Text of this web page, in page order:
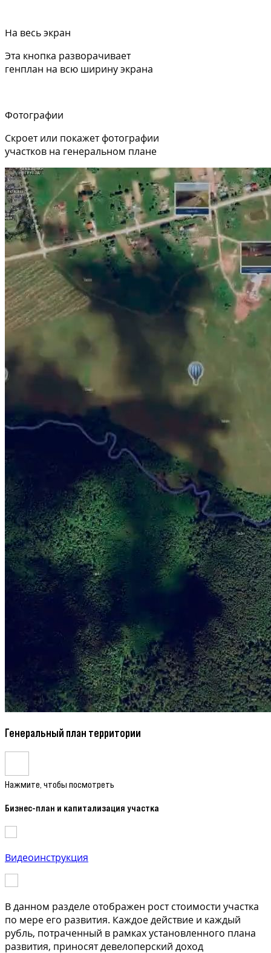
На весь экран
Эта кнопка разворачивает
генплан на всю ширину экрана
Фотографии
Скроет или покажет фотографии
участков на генеральном плане
Генеральный план территории
Нажмите, чтобы посмотреть
Бизнес-план и капитализация участка
Видеоинструкция
В данном разделе отображен рост стоимости участка
по мере его развития. Каждое действие и каждый
рубль, потраченный в рамках установленного плана
развития, приносят девелоперский доход